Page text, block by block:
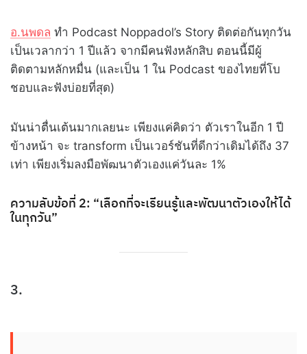
อ.นพดล ทำ Podcast Noppadol’s Story ติดต่อกันทุกวัน
เป็นเวลากว่า 1 ปีแล้ว จากมีคนฟังหลักสิบ ตอนนี้มีผู้
ติดตามหลักหมื่น (และเป็น 1 ใน Podcast ของไทยที่โบ
ชอบและฟังบ่อยที่สุด)
มันน่าตื่นเต้นมากเลยนะ เพียงแค่คิดว่า ตัวเราในอีก 1 ปี
ข้างหน้า จะ transform เป็นเวอร์ชันที่ดีกว่าเดิมได้ถึง 37
เท่า เพียงเริ่มลงมือพัฒนาตัวเองแค่วันละ 1%
ความลับข้อที่ 2: “เลือกที่จะเรียนรู้และพัฒนาตัวเองให้ได้
ในทุกวัน”
3.